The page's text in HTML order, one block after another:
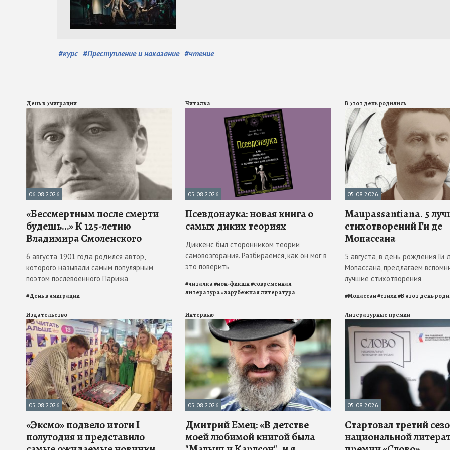
#курс #Преступление и наказание #чтение
День в эмиграции
06.08.2026
«Бессмертным после смерти
будешь…» К 125-летию
Владимира Смоленского
6 августа 1901 года родился автор,
которого называли самым популярным
поэтом послевоенного Парижа
#День в эмиграции
Читалка
05.08.2026
Псевдонаука: новая книга о
самых диких теориях
Диккенс был сторонником теории
самовозгорания. Разбираемся, как он мог в
это поверить
#читалка#нон-фикшн#современная
литература#зарубежная литература
В этот день родились
05.08.2026
Maupassantiana. 5
стихотворений Ги де
Мопассана
5 августа, в день рождения Ги
Мопассана, предлагаем
лучшие стихотворения
#Мопассан#стихи#В этот день
Издательство
05.08.2026
«Эксмо» подвело итоги I
полугодия и представило
Интервью
05.08.2026
Дмитрий Емец: «В детстве
моей любимой книгой была
Литературные премии
05.08.2026
Стартовал третий
национальной